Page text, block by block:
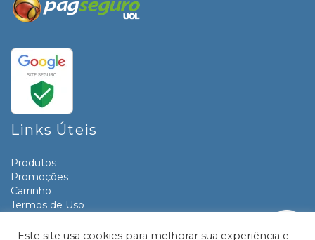
Links Úteis
Produtos
Promoções
Carrinho
Termos de Uso
Contato
Este site usa cookies para melhorar sua experiência e